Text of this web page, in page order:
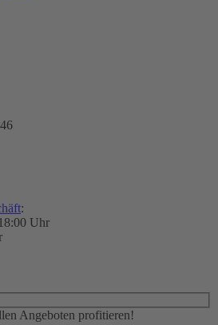
:
Uhr
Angeboten profitieren!